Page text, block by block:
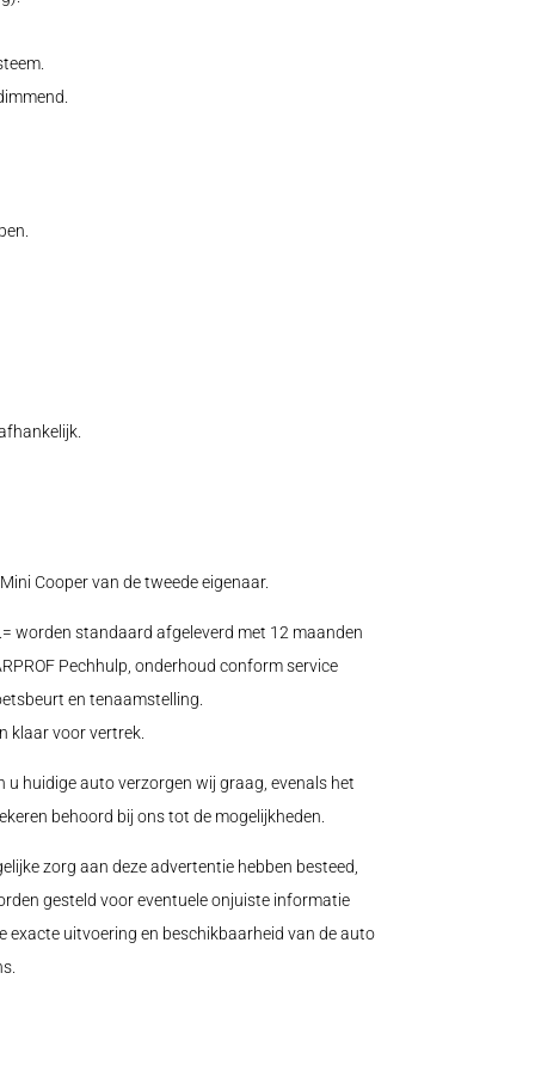
Cooper van de tweede eigenaar.
worden standaard afgeleverd met 12 maanden
Pechhulp, onderhoud conform service
en tenaamstelling.
klaar voor vertrek.
u huidige auto verzorgen wij graag, evenals het
behoord bij ons tot de mogelijkheden.
zorg aan deze advertentie hebben besteed,
gesteld voor eventuele onjuiste informatie
exacte uitvoering en beschikbaarheid van de auto